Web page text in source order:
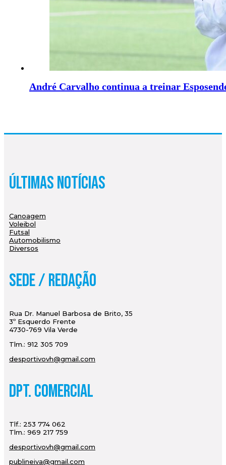
André Carvalho continua a treinar
Últimas Notícias
Canoagem
Voleibol
Futsal
Automobilismo
Diversos
Sede / Redação
Rua Dr. Manuel Barbosa de Brito, 35
3º Esquerdo Frente
4730-769 Vila Verde
Tlm.: 912 305 709
desportivovh@gmail.com
Dpt. Comercial
Tlf.: 253 774 062
Tlm.: 969 217 759
desportivovh@gmail.com
publineiva@gmail.com